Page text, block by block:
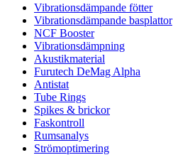
Vibrationsdämpande fötter
Vibrationsdämpande basplattor
NCF Booster
Vibrationsdämpning
Akustikmaterial
Furutech DeMag Alpha
Antistat
Tube Rings
Spikes & brickor
Faskontroll
Rumsanalys
Strömoptimering